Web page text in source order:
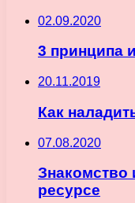
02.09.2020
3 принципа
20.11.2019
Как
07.08.2020
Знакомство
ресурсе